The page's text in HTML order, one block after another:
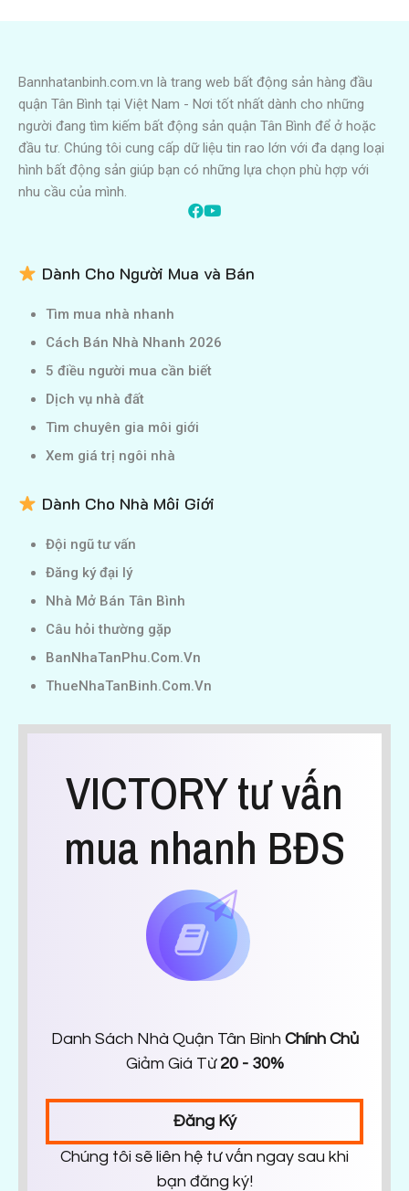
Bannhatanbinh.com.vn là trang web bất động sản hàng đầu
quận Tân Bình tại Việt Nam - Nơi tốt nhất dành cho những
người đang tìm kiếm bất động sản quận Tân Bình để ở hoặc
đầu tư. Chúng tôi cung cấp dữ liệu tin rao lớn với đa dạng loại
hình bất động sản giúp bạn có những lựa chọn phù hợp với
nhu cầu của mình.
Dành Cho Người Mua và Bán
Tìm mua nhà nhanh
Cách Bán Nhà Nhanh 2026
5 điều người mua cần biết
Dịch vụ nhà đất
Tìm chuyên gia môi giới
Xem giá trị ngôi nhà
Dành Cho Nhà Môi Giới
Đội ngũ tư vấn
Đăng ký đại lý
Nhà Mở Bán Tân Bình
Câu hỏi thường gặp
BanNhaTanPhu.Com.Vn
ThueNhaTanBinh.Com.Vn
VICTORY tư vấn
mua nhanh BĐS
Danh Sách Nhà Quận Tân Bình Chính Chủ
Giảm Giá Từ 20 - 30%
Đăng Ký
Chúng tôi sẽ liên hệ tư vấn ngay sau khi
bạn đăng ký!